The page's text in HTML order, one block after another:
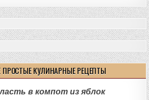
ПРОСТЫЕ КУЛИНАРНЫЕ РЕЦЕПТЫ
в компот из яблок